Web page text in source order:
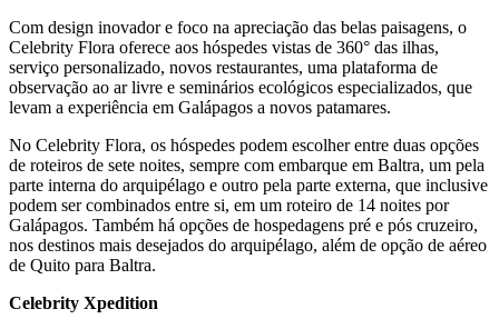
Com design inovador e foco na apreciação das belas paisagens, o
Celebrity Flora oferece aos hóspedes vistas de 360° das ilhas,
serviço personalizado, novos restaurantes, uma plataforma de
observação ao ar livre e seminários ecológicos especializados, que
levam a experiência em Galápagos a novos patamares.
No Celebrity Flora, os hóspedes podem escolher entre duas opções
de roteiros de sete noites, sempre com embarque em Baltra, um pela
parte interna do arquipélago e outro pela parte externa, que inclusive
podem ser combinados entre si, em um roteiro de 14 noites por
Galápagos. Também há opções de hospedagens pré e pós cruzeiro,
nos destinos mais desejados do arquipélago, além de opção de aéreo
de Quito para Baltra.
Celebrity Xpedition